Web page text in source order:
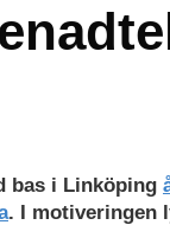
bas i Linköping
. I motiveringen